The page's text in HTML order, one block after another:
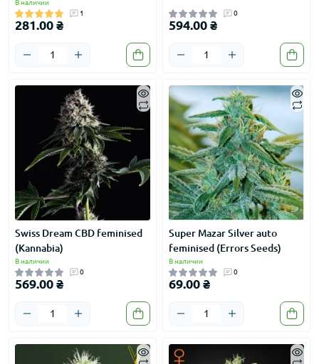
В наличии
1
281.00 ₴
0
594.00 ₴
Swiss Dream CBD feminised
(Kannabia)
В наличии
0
569.00 ₴
Super Mazar Silver auto
feminised (Errors Seeds)
В наличии
0
69.00 ₴